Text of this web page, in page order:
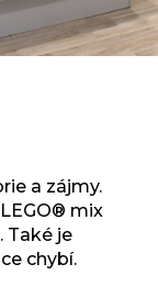
a zájmy.
mix
Také je
chybí.